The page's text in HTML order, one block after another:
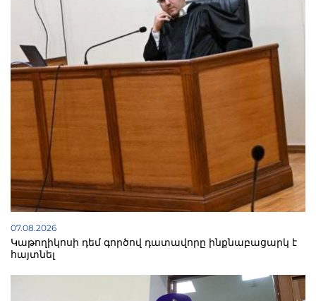
07.08.2026
Կաթողիկոսի դեմ գործով դատավորը ինքնաբացարկ է
հայտնել